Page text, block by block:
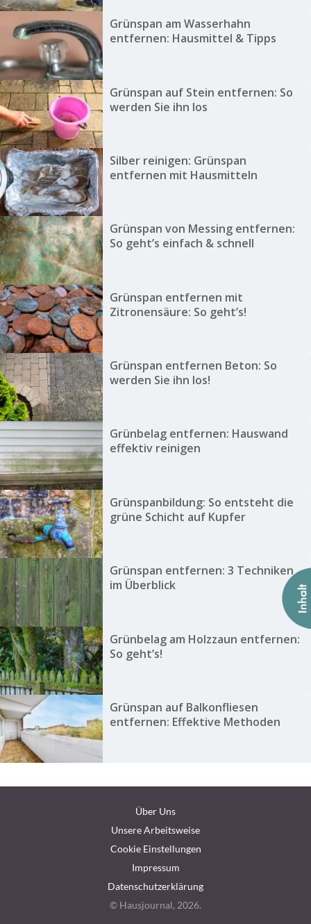
Grünspan am Wasserhahn
entfernen: Hausmittel & Tipps
Grünspan auf Stein entfernen: So
werden Sie ihn los
Silber reinigen: Grünspan
entfernen mit Hausmitteln
Grünspan von Messing entfernen:
So geht’s einfach & schnell
Grünspan entfernen mit
Zitronensäure: So geht’s!
Grünspan entfernen Beton: So
werden Sie ihn los!
Grünbelag entfernen: Hauswand
effektiv reinigen
Grünspanbildung: So entsteht die
grüne Schicht auf Kupfer
Grünspan entfernen: 3 Techniken
im Überblick
Grünbelag am Holzzaun entfernen:
So geht’s!
Grünspan auf Balkonfliesen
entfernen: Effektive Methoden
Über Uns
Unsere Arbeitsweise
Cookie Einstellungen
Impressum
Datenschutzerklärung
© Hausjournal, 2026.